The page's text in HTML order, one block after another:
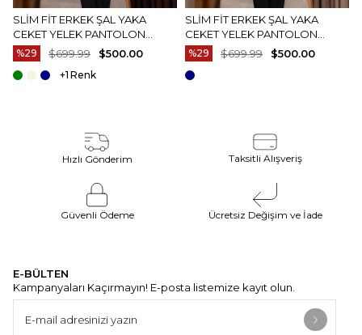
2-4 iş günü arasında değişkenlik gösterecektir.
Ürün Fotoğrafları
Bu durum ekran , monitör veya ışık parlaklığı ayarları
gibi bir çok sebeplerden kaynaklanabilir.
SLIM FIT ERKEK ŞAL YAKA
CEKET YELEK PANTOLON
DAMATLIK SET BEYAZ T20073-
07
%29 $500.00
$699.99
+1
SLIM FIT ERKEK ŞAL YAKA
CEKET YELEK PANTOLON
DAMATLIK SET SIYAH T20072-
01
%29 $500.00
$699.99
Hızlı Gönderim Taksitli Alışveriş
Güvenli Ödeme Ücretsiz Değişim ve İade
E-BÜLTEN
Kampanyaları Kaçırmayın! E-posta listemize kayıt olun.